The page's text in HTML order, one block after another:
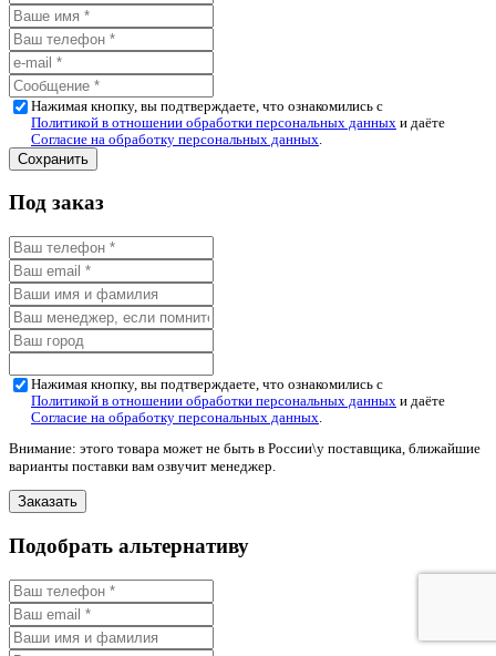
Нажимая кнопку, вы подтверждаете, что ознакомились с
Политикой в отношении обработки персональных данных и даёте
Согласие на обработку персональных данных
Под заказ
Нажимая кнопку, вы подтверждаете, что ознакомились с
Политикой в отношении обработки персональных данных и даёте
Согласие на обработку персональных данных.
Внимание: этого товара может не быть в России\у поставщика, ближайшие
варианты поставки вам озвучит менеджер.
Подобрать альтернативу